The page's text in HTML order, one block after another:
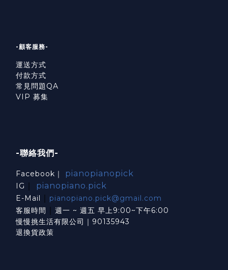
-顧客服務-
運送方式
付款方式
常見問題QA
VIP 募集
-聯絡我們-
Facebook｜ pianopianopick
IG pianopiano.pick
E-Mail
pianopiano.pick@gmail.com
客服時間
週一 ~ 週五 早上9:00~下午6:00
慢慢挑生活有限公司｜90135943
退換貨政策